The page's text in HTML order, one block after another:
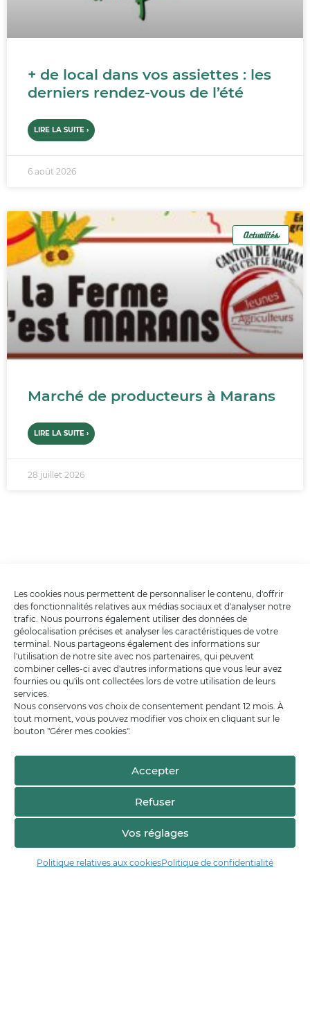
Les cookies nous permettent de personnaliser le contenu, d'offrir
des fonctionnalités relatives aux médias sociaux et d'analyser notre
trafic. Nous pourrons également utiliser des données de
géolocalisation précises et analyser les caractéristiques de votre
terminal. Nous partageons également des informations sur
l'utilisation de notre site avec nos partenaires, qui peuvent
combiner celles-ci avec d'autres informations que vous leur avez
fournies ou qu'ils ont collectées lors de votre utilisation de leurs
services.
Nous conservons vos choix de consentement pendant 12 mois. À
tout moment, vous pouvez modifier vos choix en cliquant sur le
bouton "Gérer mes cookies".
Accepter
Refuser
Vos réglages
Politique relatives aux cookiesPolitique de confidentialité
+ de local dans vos assiettes : les
derniers rendez-vous de l’été
LIRE LA SUITE ›
6 août 2026
Actualités
Marché de producteurs à Marans
LIRE LA SUITE ›
28 juillet 2026